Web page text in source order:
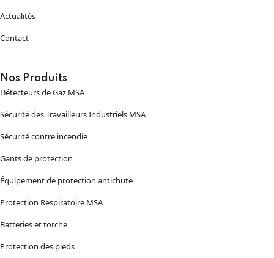
Actualités
Contact
Nos Produits
Détecteurs de Gaz MSA
Sécurité des Travailleurs Industriels MSA
Sécurité contre incendie
Gants de protection
Équipement de protection antichute
Protection Respiratoire MSA
Batteries et torche
Protection des pieds